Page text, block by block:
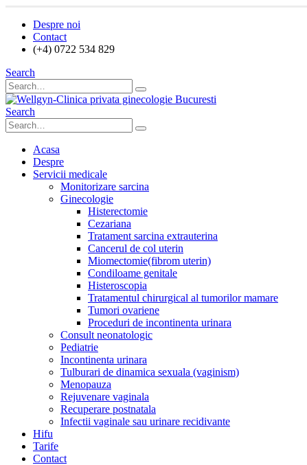
Despre noi
Contact
(+4) 0722 534 829
Search
Search
Acasa
Despre
Servicii medicale
Monitorizare sarcina
Ginecologie
Histerectomie
Cezariana
Tratament sarcina extrauterina
Cancerul de col uterin
Miomectomie(fibrom uterin)
Condiloame genitale
Histeroscopia
Tratamentul chirurgical al tumorilor mamare
Tumori ovariene
Proceduri de incontinenta urinara
Consult neonatologic
Pediatrie
Incontinenta urinara
Tulburari de dinamica sexuala (vaginism)
Menopauza
Rejuvenare vaginala
Recuperare postnatala
Infectii vaginale sau urinare recidivante
Hifu
Tarife
Contact